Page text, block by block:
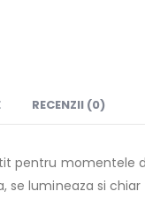
RECENZII (0)
pentru momentele
se lumineaza si